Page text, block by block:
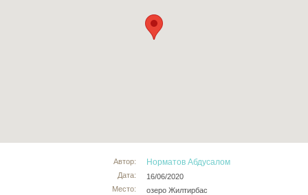
Автор:
Дата:
Место:
Норматов Абдусалом
16/06/2020
озеро Жилтирбас